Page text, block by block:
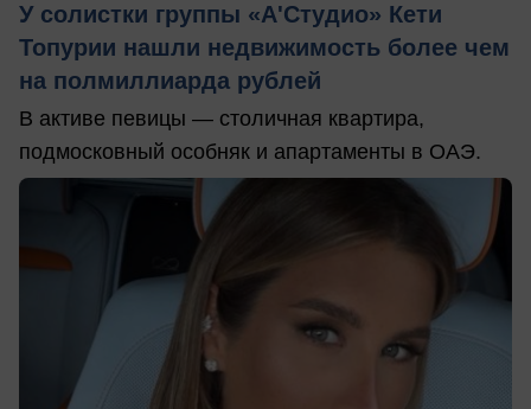
У солистки группы «А'Студио» Кети
Топурии нашли недвижимость более чем
на полмиллиарда рублей
В активе певицы — столичная квартира,
подмосковный особняк и апартаменты в ОАЭ.